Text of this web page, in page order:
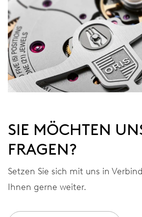
SIE MÖCHTEN
FRAGEN?
Setzen Sie sich mit uns in
Ihnen gerne weiter.